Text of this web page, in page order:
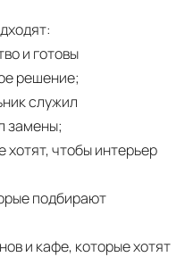
и готовы
решение;
служил
замены;
хотят, чтобы интерьер
подбирают
и кафе, которые хотят